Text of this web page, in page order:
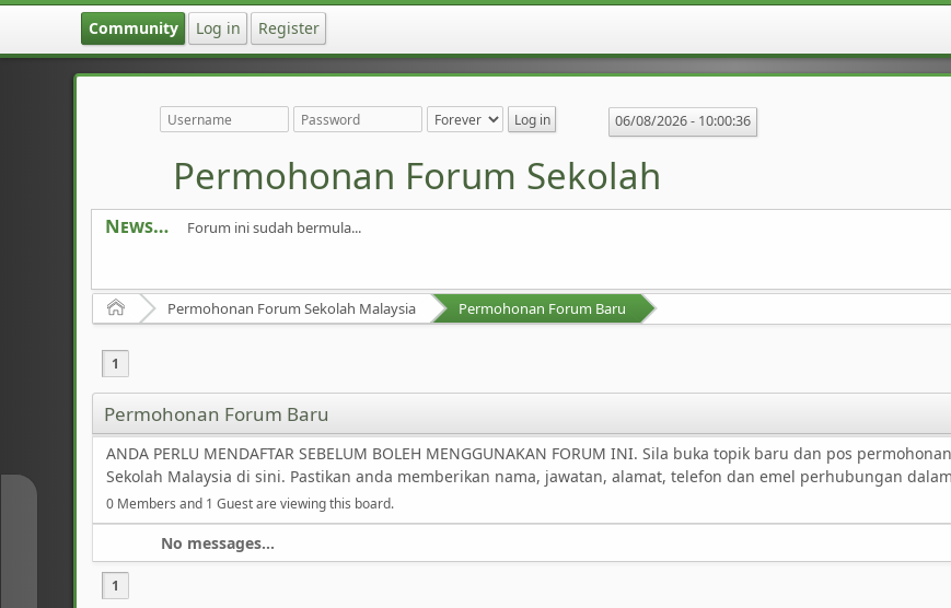
Community Log in Register
06/08/2026 - 10:00:36
Permohonan Forum Sekolah
News Forum ini sudah bermula...
Home Permohonan Forum Sekolah Malaysia Permohonan Forum Baru
1
Permohonan Forum Baru
ANDA PERLU MENDAFTAR SEBELUM BOLEH MENGGUNAKAN FORUM INI. Sila buka topik baru dan pos
Sekolah Malaysia di sini. Pastikan anda memberikan nama, jawatan, alamat, telefon dan emel perhubungan
0 Members and 1 Guest are viewing this board.
No messages...
1